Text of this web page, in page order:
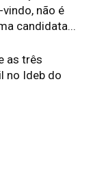
não é
candidata...
as três
no Ideb do